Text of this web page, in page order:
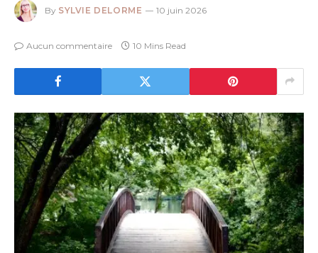
By SYLVIE DELORME 10 juin 2026
Aucun commentaire 10 Mins Read